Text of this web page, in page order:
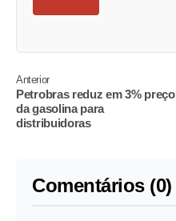
Anterior
Petrobras reduz em 3% preço
da gasolina para
distribuidoras
Comentários (0)